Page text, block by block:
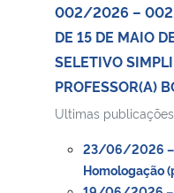
Ministério de Minas e Energia
Ministério da Ciência, Tecnologia,
Ministério do Meio Ambiente
002/2026 –
DE 15 DE MAIO
SELETIVO
PROFESSOR(A)
Ultimas
23/06/2026 –
Homologação